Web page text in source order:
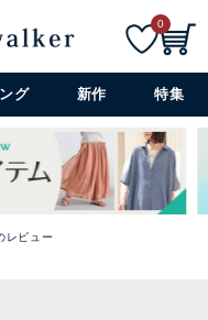
詳細検索+
0
グ 新作 特集
レビュー